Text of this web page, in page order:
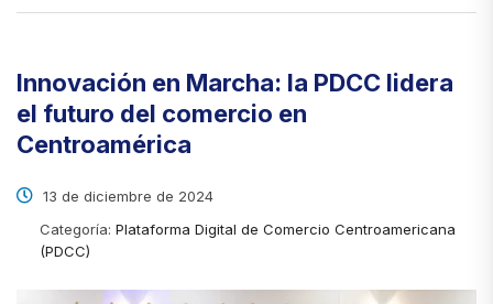
Innovación en Marcha: la PDCC lidera
el futuro del comercio en
Centroamérica
13 de diciembre de 2024
Categoría: Plataforma Digital de Comercio Centroamericana
(PDCC)